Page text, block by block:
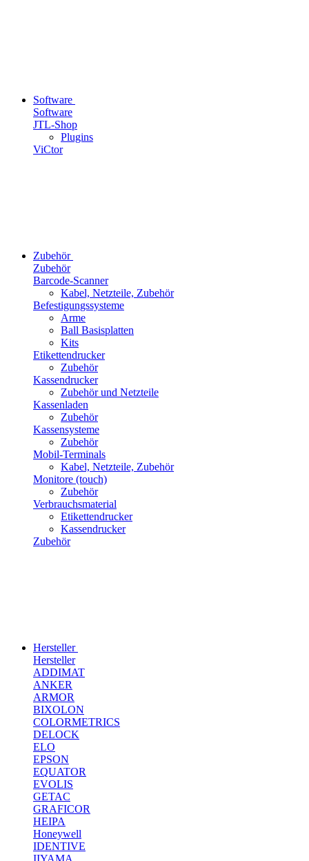
Software
Software
JTL-Shop
Plugins
ViCtor
Zubehör
Zubehör
Barcode-Scanner
Kabel, Netzteile, Zubehör
Befestigungssysteme
Arme
Ball Basisplatten
Kits
Etikettendrucker
Zubehör
Kassendrucker
Zubehör und Netzteile
Kassenladen
Zubehör
Kassensysteme
Zubehör
Mobil-Terminals
Kabel, Netzteile, Zubehör
Monitore (touch)
Zubehör
Verbrauchsmaterial
Etikettendrucker
Kassendrucker
Zubehör
Hersteller
Hersteller
ADDIMAT
ANKER
ARMOR
BIXOLON
COLORMETRICS
DELOCK
ELO
EPSON
EQUATOR
EVOLIS
GETAC
GRAFICOR
HEIPA
Honeywell
IDENTIVE
IIYAMA